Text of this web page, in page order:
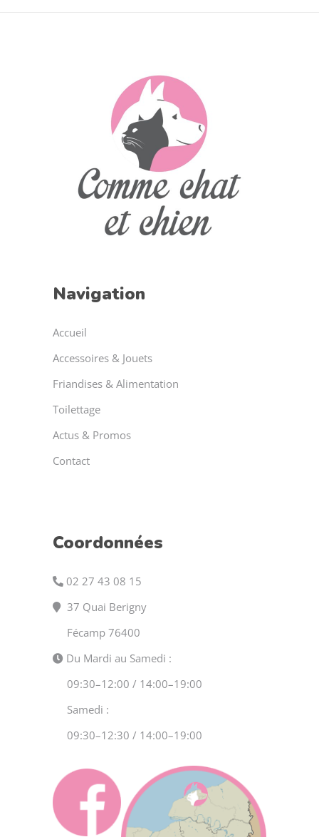
Navigation
Accueil
Accessoires & Jouets
Friandises & Alimentation
Toilettage
Actus & Promos
Contact
Coordonnées
02 27 43 08 15
37 Quai Berigny
Fécamp 76400
Du Mardi au Samedi :
09:30–12:00 / 14:00–19:00
Samedi :
09:30–12:30 / 14:00–19:00